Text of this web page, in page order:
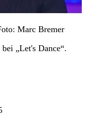
Marc Bremer
„Let's Dance“.